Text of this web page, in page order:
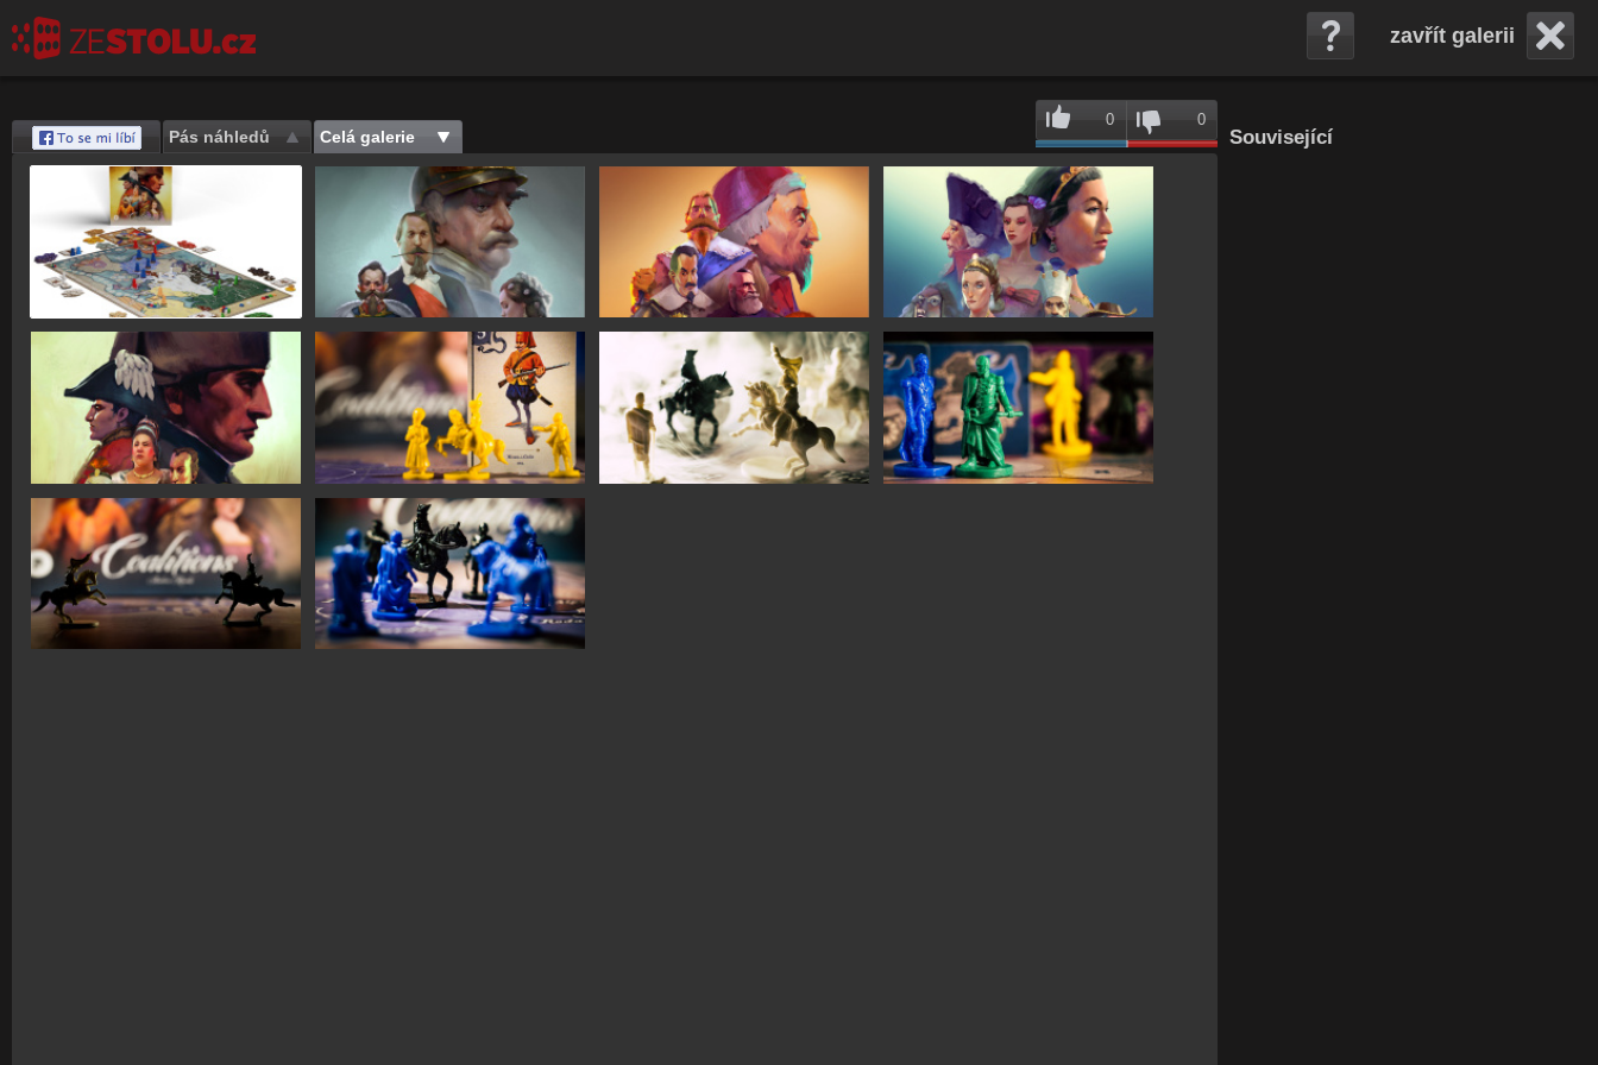
zavřít galerii
0 0
Pás náhledů Celá galerie
Save
Související